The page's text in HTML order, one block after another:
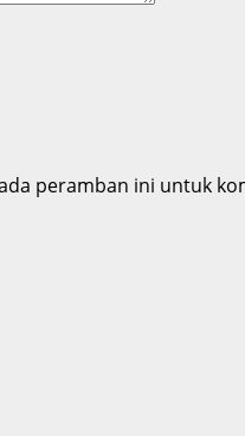
peramban ini untuk